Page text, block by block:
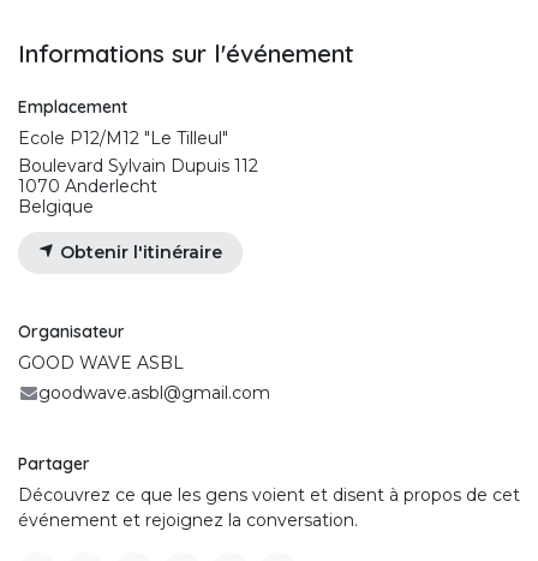
Informations sur l'événement
Emplacement
Ecole P12/M12 "Le Tilleul"
Boulevard Sylvain Dupuis 112
1070 Anderlecht
Belgique
Obtenir l'itinéraire
Organisateur
GOOD WAVE ASBL
goodwave.asbl@gmail.com
Partager
Découvrez ce que les gens voient et disent à propos de cet
événement et rejoignez la conversation.